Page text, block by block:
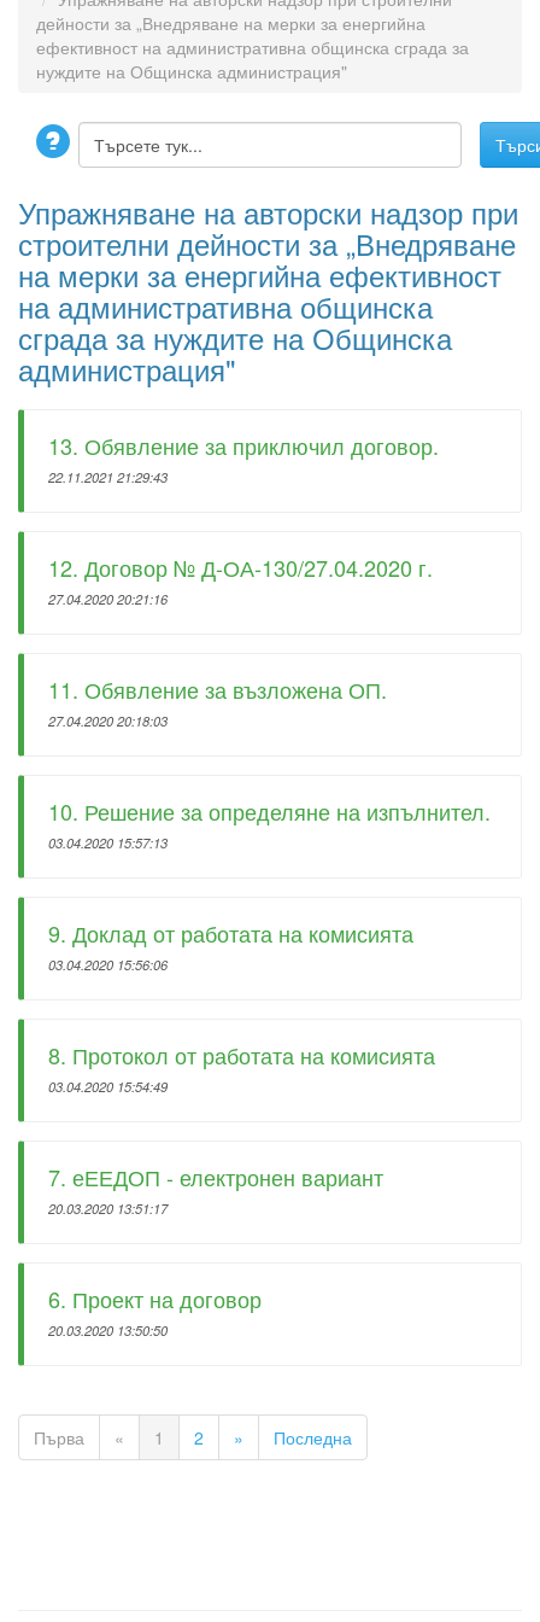
дейности за „Внедряване на мерки за енергийна
ефективност на административна общинска сграда за
нуждите на Общинска администрация"
Упражняване на авторски надзор при
строителни дейности за „Внедряване
на мерки за енергийна ефективност
на административна общинска
сграда за нуждите на Общинска
администрация"
13. Обявление за приключил договор.
22.11.2021 21:29:43
12. Договор № Д-ОА-130/27.04.2020 г.
27.04.2020 20:21:16
11. Обявление за възложена ОП.
27.04.2020 20:18:03
10. Решение за определяне на изпълнител.
03.04.2020 15:57:13
9. Доклад от работата на комисията
03.04.2020 15:56:06
8. Протокол от работата на комисията
03.04.2020 15:54:49
7. еЕЕДОП - електронен вариант
20.03.2020 13:51:17
6. Проект на договор
20.03.2020 13:50:50
Първа « 1 2 » Последна